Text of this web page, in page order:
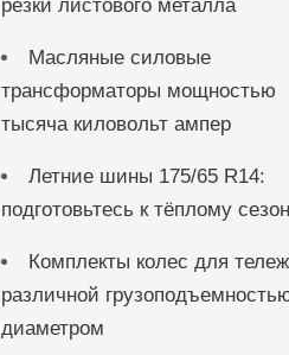
резки листового металла
Масляные силовые
трансформаторы мощностью
тысяча киловольт ампер
Летние шины 175/65 R14:
подготовьтесь к тёплому
Комплекты колес для
различной
диаметром